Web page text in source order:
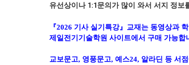
유선상이나 1:1문의가 많이 와서 서지 정보
『2026 기사 실기특강』교재는 동영상과
제일전기기술학원 사이트에서 구매 가능합
교보문고, 영풍문고, 예스24, 알라딘 등 서